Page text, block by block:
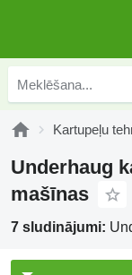
Kartupeļu
Underhaug
mašīnas
7 sludinājumi: